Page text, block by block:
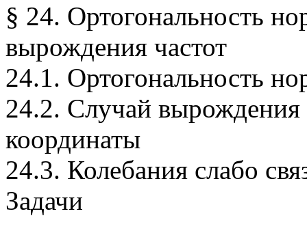
§ 24. Ортогональность
вырождения частот
24.1. Ортогональность
24.2. Случай вырождения
координаты
24.3. Колебания слабо
Задачи